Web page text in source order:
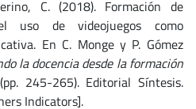
C. (2018). Formación de
uso de videojuegos como
En C. Monge y P. Gómez
la docencia desde la formación
245-265). Editorial Síntesis.
Indicators].